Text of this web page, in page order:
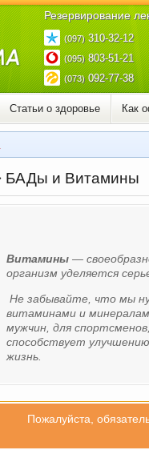
Резервирование
(097)310-32-12
(095)803-51-21
(073)092-77-38
Статьи о здоровье Как
БАДы и Витамины
Витамины —
организм уделяется
Не забывайте, что мы
витаминами и
мужчин, для
способствует
жизнь.
Пожалуйста,